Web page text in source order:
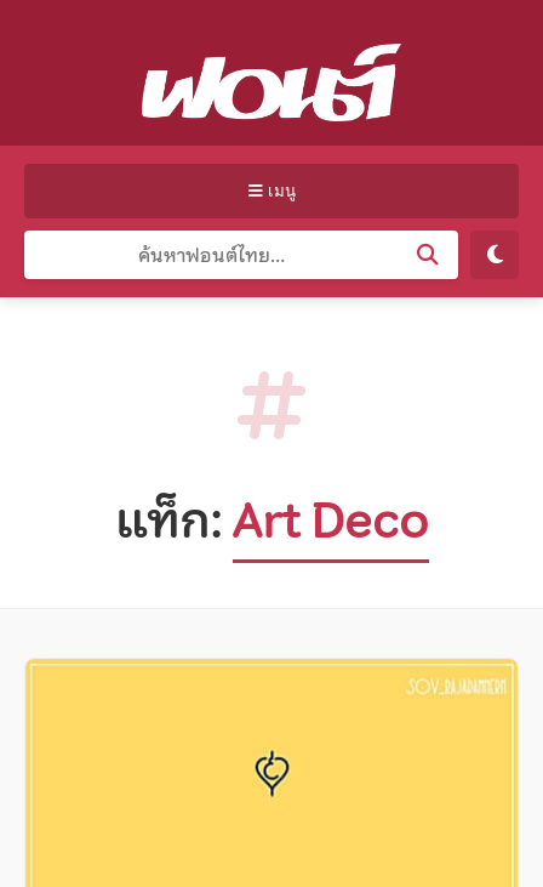
เมนู
แท็ก:Art Deco